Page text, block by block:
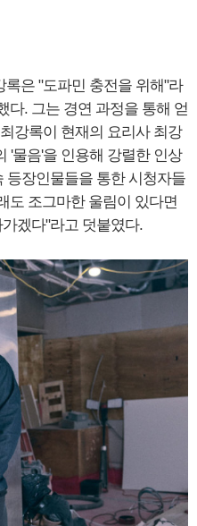
은 "도파민 충전을 위해"라
다. 그는 경연 과정을 통해 얻
강록이 현재의 요리사 최강
'물음'을 인용해 강렬한 인상
등장인물들을 통한 시청자들
도 조그마한 울림이 있다면
겠다"라고 덧붙였다.